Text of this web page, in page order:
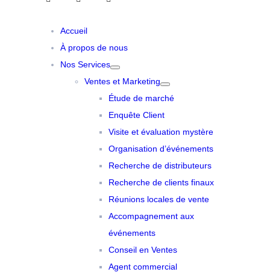
Accueil
À propos de nous
Nos Services
Ventes et Marketing
Étude de marché
Enquête Client
Visite et évaluation mystère
Organisation d’événements
Recherche de distributeurs
Recherche de clients finaux
Réunions locales de vente
Accompagnement aux
événements
Conseil en Ventes
Agent commercial